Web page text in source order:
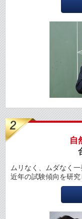
自
ムリなく、ムダなく
近年の試験傾向を研